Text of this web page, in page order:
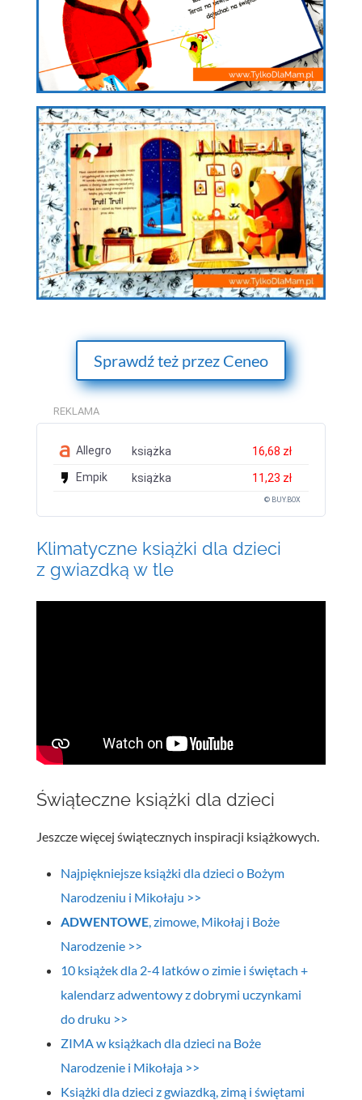
Sprawdź też przez Ceneo
REKLAMA
Allegro książka
16,68 zł
Empik
książka 11,23 zł
© BUY.BOX
Klimatyczne książki dla dzieci
z gwiazdką w tle
Świąteczne książki dla dzieci
Jeszcze więcej świątecznych inspiracji książkowych.
Najpiękniejsze książki dla dzieci o Bożym
Narodzeniu i Mikołaju >>
ADWENTOWE, zimowe, Mikołaj i Boże
Narodzenie >>
10 książek dla 2-4 latków o zimie i świętach +
kalendarz adwentowy z dobrymi uczynkami
do druku >>
ZIMA w książkach dla dzieci na Boże
Narodzenie i Mikołaja >>
Książki dla dzieci z gwiazdką, zimą i świętami